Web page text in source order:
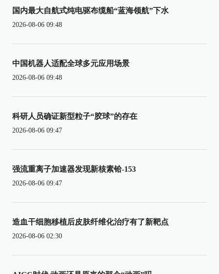
国内最大自航式纯电驱布缆船“蓝海领航”下水
2026-08-06 09:48
中国机器人适配全球多元应用场景
2026-08-06 09:48
科研人员确证新型粒子“胶球”的存在
2026-08-06 09:47
强流重离子加速器发现新核素铪-153
2026-08-06 09:47
造血干细胞移植后皮肤纤维化治疗有了新靶点
2026-08-06 02:30